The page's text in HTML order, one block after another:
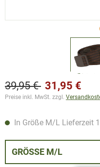
39,95 € 31,95 €
Preise inkl. MwSt. zzgl.
In Größe M/L Lieferzeit
GRÖSSE M/L